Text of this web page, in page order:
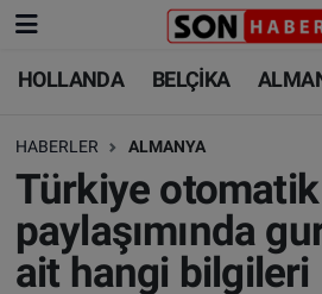
HOLLANDA BELÇİKA
HABERLER ALMANYA
Türkiye
paylaşımında
ait hangi bilgileri
HOLLANDA
BELÇİKA
ALMANYA
FRANSA
HOLLANDA
BELÇİKA
ALMANYA
TÜRKİYE
Nöbetçi Eczaneler
Hava Durumu
Trafik Durumu
Süper Lig Puan Durumu ve